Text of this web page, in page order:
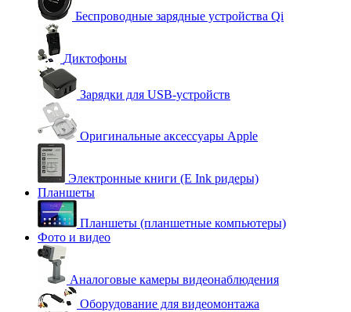
Беспроводные зарядные устройства Qi
Диктофоны
Зарядки для USB-устройств
Оригинальные аксессуары Apple
Электронные книги (E Ink ридеры)
Планшеты
Планшеты (планшетные компьютеры)
Фото и видео
Аналоговые камеры видеонаблюдения
Оборудование для видеомонтажа